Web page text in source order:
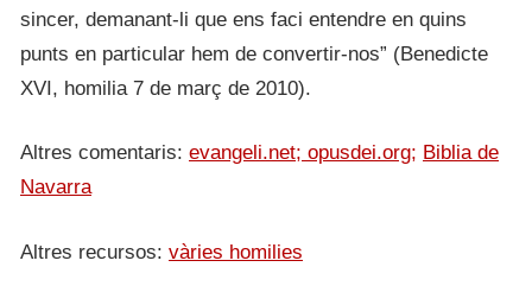
sincer, demanant-li que ens faci entendre en quins
punts en particular hem de convertir-nos” (Benedicte
XVI, homilia 7 de març de 2010).
Altres comentaris: evangeli.net; opusdei.org; Biblia de
Navarra
Altres recursos: vàries homilies